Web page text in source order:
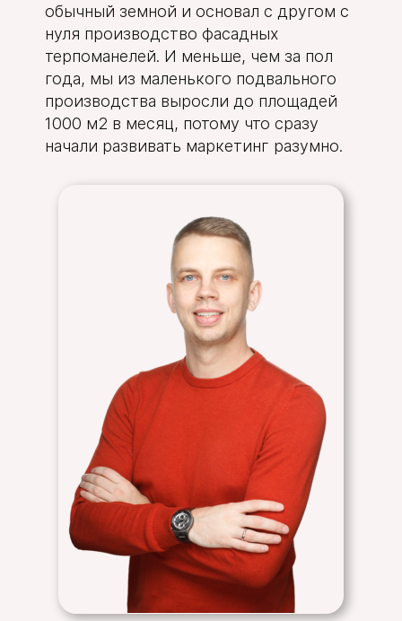
обычный земной и основал с другом с
нуля производство фасадных
терпоманелей. И меньше, чем за пол
года, мы из маленького подвального
производства выросли до площадей
1000 м2 в месяц, потому что сразу
начали развивать маркетинг разумно.